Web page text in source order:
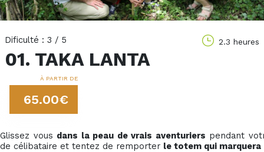
Dificulté : 3 / 5 2.3 heures
01. TAKA LANTA
À PARTIR DE
65.00€
Glissez vous dans la peau de vrais aventuriers pendant
de célibataire et tentez de remporter le totem qui